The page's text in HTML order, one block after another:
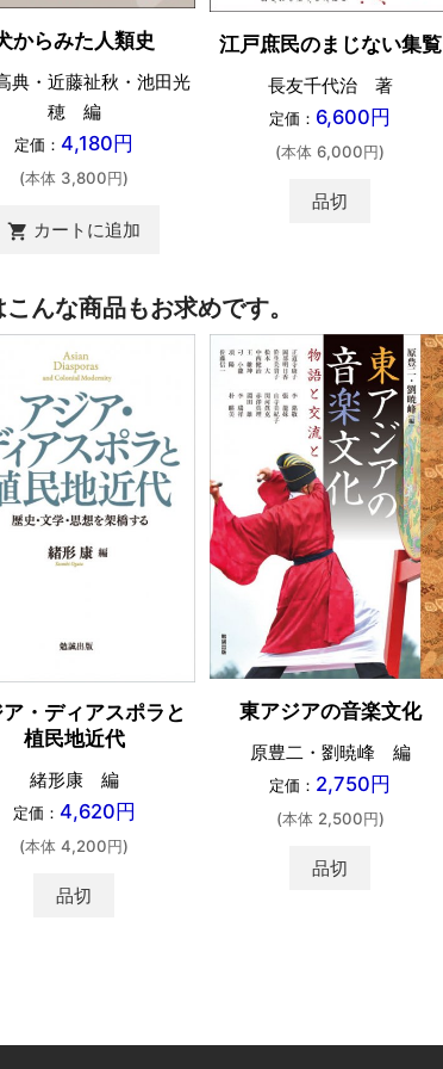
からみた人類史
典・近藤祉秋・池田光
穂 編
定価： 4,180円
(本体 3,800円)
shopping_cart カートに追加
江戸庶民のまじない集覧
長友千代治 著
定価： 6,600円
(本体 6,000円)
品切
んな商品もお求めです。
・ディアスポラと
植民地近代
緒形康 編
定価： 4,620円
(本体 4,200円)
品切
東アジアの音楽文化
原豊二・劉暁峰 編
定価： 2,750円
(本体 2,500円)
品切